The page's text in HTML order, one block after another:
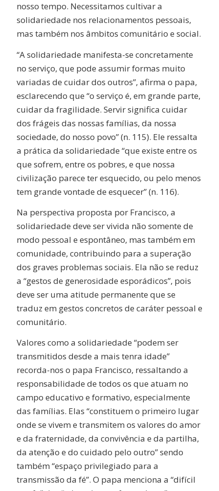
nosso tempo. Necessitamos cultivar a
solidariedade nos relacionamentos pessoais,
mas também nos âmbitos comunitário e social.
“A solidariedade manifesta-se concretamente
no serviço, que pode assumir formas muito
variadas de cuidar dos outros”, afirma o papa,
esclarecendo que “o serviço é, em grande parte,
cuidar da fragilidade. Servir significa cuidar
dos frágeis das nossas famílias, da nossa
sociedade, do nosso povo” (n. 115). Ele ressalta
a prática da solidariedade “que existe entre os
que sofrem, entre os pobres, e que nossa
civilização parece ter esquecido, ou pelo menos
tem grande vontade de esquecer” (n. 116).
Na perspectiva proposta por Francisco, a
solidariedade deve ser vivida não somente de
modo pessoal e espontâneo, mas também em
comunidade, contribuindo para a superação
dos graves problemas sociais. Ela não se reduz
a “gestos de generosidade esporádicos”, pois
deve ser uma atitude permanente que se
traduz em gestos concretos de caráter pessoal e
comunitário.
Valores como a solidariedade “podem ser
transmitidos desde a mais tenra idade”
recorda-nos o papa Francisco, ressaltando a
responsabilidade de todos os que atuam no
campo educativo e formativo, especialmente
das famílias. Elas “constituem o primeiro lugar
onde se vivem e transmitem os valores do amor
e da fraternidade, da convivência e da partilha,
da atenção e do cuidado pelo outro” sendo
também “espaço privilegiado para a
transmissão da fé”. O papa menciona a “difícil